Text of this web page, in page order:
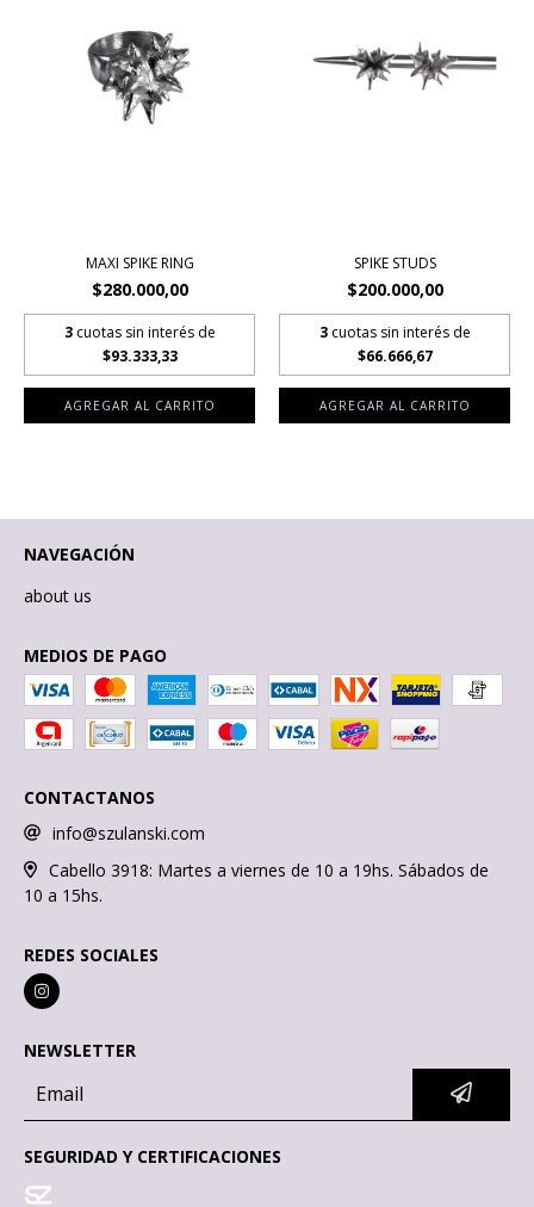
MAXI SPIKE RING
$280.000,00
3 cuotas sin interés de
$93.333,33
SPIKE STUDS
$200.000,00
3 cuotas sin interés de
$66.666,67
NAVEGACIÓN
about us
MEDIOS DE PAGO
CONTACTANOS
info@szulanski.com
Cabello 3918: Martes a viernes de 10 a 19hs. Sábados de
10 a 15hs.
REDES SOCIALES
NEWSLETTER
SEGURIDAD Y CERTIFICACIONES